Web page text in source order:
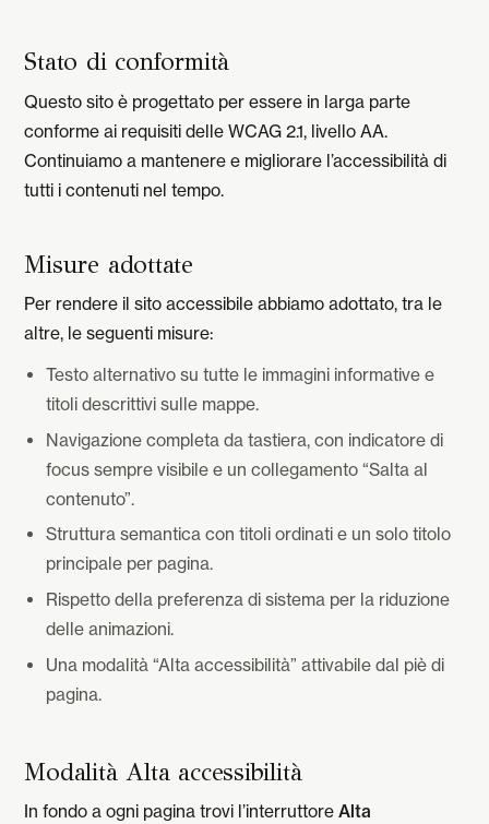
Stato di conformità
Questo sito è progettato per essere in larga parte
conforme ai requisiti delle WCAG 2.1, livello AA.
Continuiamo a mantenere e migliorare l’accessibilità di
tutti i contenuti nel tempo.
Misure adottate
Per rendere il sito accessibile abbiamo adottato, tra le
altre, le seguenti misure:
Testo alternativo su tutte le immagini informative e
titoli descrittivi sulle mappe.
Navigazione completa da tastiera, con indicatore di
focus sempre visibile e un collegamento “Salta al
contenuto”.
Struttura semantica con titoli ordinati e un solo titolo
principale per pagina.
Rispetto della preferenza di sistema per la riduzione
delle animazioni.
Una modalità “Alta accessibilità” attivabile dal piè di
pagina.
Modalità Alta accessibilità
In fondo a ogni pagina trovi l’interruttoreAlta